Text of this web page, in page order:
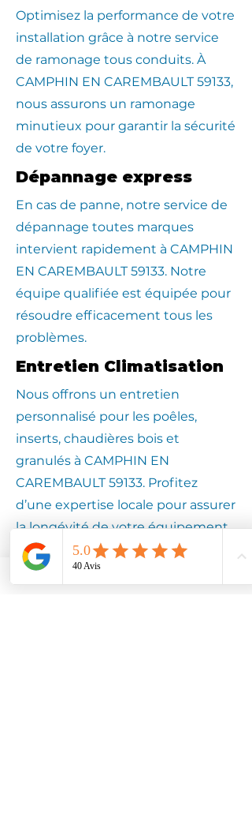
Optimisez la performance de votre
installation grâce à notre service
de ramonage tous conduits. À
CAMPHIN EN CAREMBAULT 59133,
nous assurons un ramonage
minutieux pour garantir la sécurité
de votre foyer.
Dépannage express
En cas de panne, notre service de
dépannage toutes marques
intervient rapidement à CAMPHIN
EN CAREMBAULT 59133. Notre
équipe qualifiée est équipée pour
résoudre efficacement tous les
problèmes.
Entretien Climatisation
Nous offrons un entretien
personnalisé pour les poêles,
inserts, chaudières bois et
granulés à CAMPHIN EN
CAREMBAULT 59133. Profitez
d’une expertise locale pour assurer
la longévité de votre équipement.